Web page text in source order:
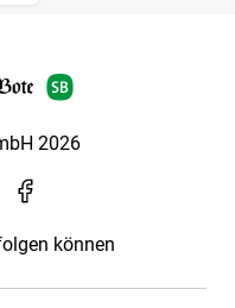
2026
können